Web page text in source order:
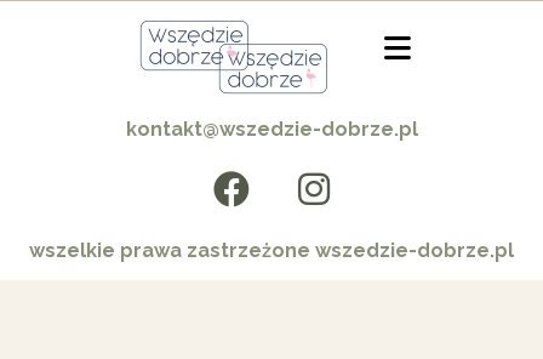
kontakt@wszedzie-dobrze.pl
wszelkie prawa zastrzeżone wszedzie-dobrze.pl